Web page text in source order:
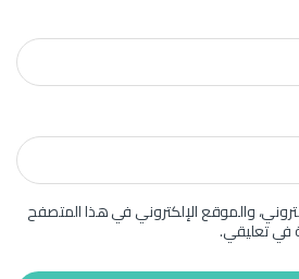
والموقع الإلكتروني في هذا المتصفح
في تعليقي.